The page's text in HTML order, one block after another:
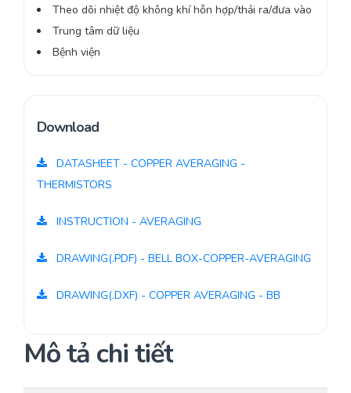
Theo dõi nhiệt độ không khí hỗn hợp/thải ra/đưa vào
Trung tâm dữ liệu
Bệnh viện
Download
DATASHEET - COPPER AVERAGING -
THERMISTORS
INSTRUCTION - AVERAGING
DRAWING(.PDF) - BELL BOX-COPPER-AVERAGING
DRAWING(.DXF) - COPPER AVERAGING - BB
Mô tả chi tiết